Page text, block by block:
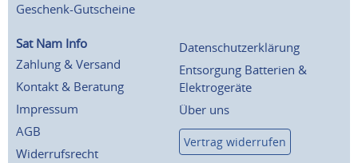
Geschenk-Gutscheine
Sat Nam Info
Zahlung & Versand
Kontakt & Beratung
Impressum
AGB
Widerrufsrecht
Datenschutzerklärung
Entsorgung Batterien &
Elektrogeräte
Über uns
Vertrag widerrufen